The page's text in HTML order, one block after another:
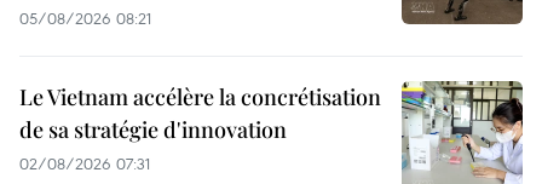
05/08/2026 08:21
Le Vietnam accélère la concrétisation
de sa stratégie d'innovation
02/08/2026 07:31